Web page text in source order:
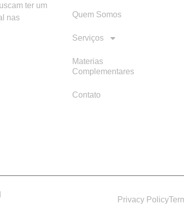
ter um
nas
Quem Somos
Serviços
Materias
Complementares
Contato
Privacy Policy